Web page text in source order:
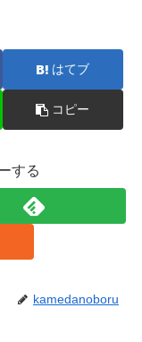
はてブ
コピー
する
kamedanoboru